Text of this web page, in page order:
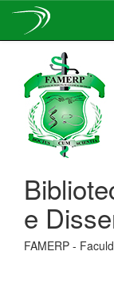
navigation
e
FAMERP -